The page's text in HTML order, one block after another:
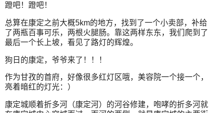
蹬吧！蹬吧！
总算在康定之前大概5km的地方，找到了一个小卖部，补给
了两瓶百事可乐，两根火腿肠。靠这两样东东，我们爬到了
最后一个长上坡，看见了路灯的辉煌。
狗日的康定，爷爷来了！！！
作为甘孜的首府，好像很多红灯区哦，美容院一个接一个，
亮着暗红的灯光：）
康定城顺着折多河（康定河）的河谷修建，咆哮的折多河就